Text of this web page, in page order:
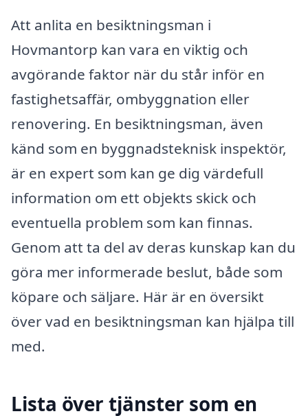
Att anlita en besiktningsman i
Hovmantorp kan vara en viktig och
avgörande faktor när du står inför en
fastighetsaffär, ombyggnation eller
renovering. En besiktningsman, även
känd som en byggnadsteknisk inspektör,
är en expert som kan ge dig värdefull
information om ett objekts skick och
eventuella problem som kan finnas.
Genom att ta del av deras kunskap kan du
göra mer informerade beslut, både som
köpare och säljare. Här är en översikt
över vad en besiktningsman kan hjälpa till
med.
Lista över tjänster som en